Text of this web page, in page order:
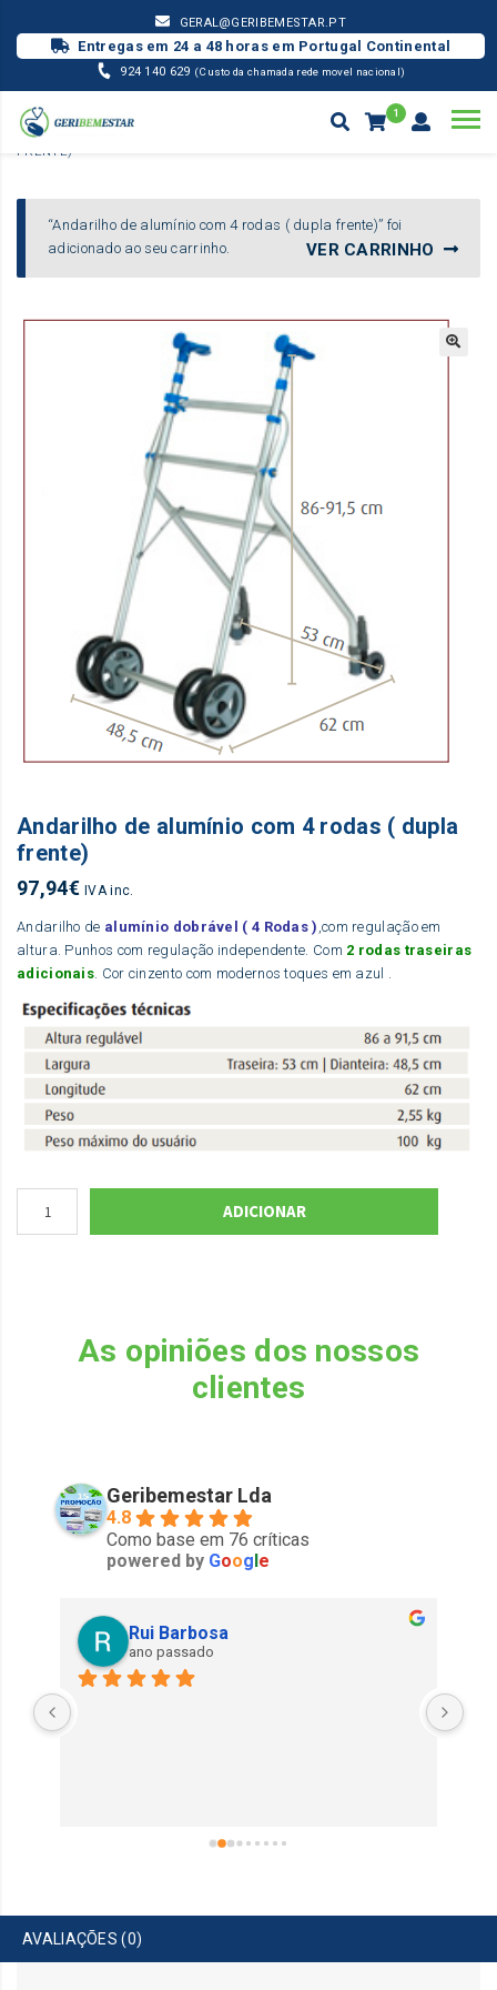
GERAL@GERIBEMESTAR.PT
Entregas em 24 a 48 horas em Portugal Continental
924 140 629 (Custo da chamada rede movel nacional)
1
MOBILIDADE
ANDARILHO DE ALUMÍNIO COM 4 RODAS ( DUPLA
FRENTE)
“Andarilho de alumínio com 4 rodas ( dupla frente)” foi
adicionado ao seu carrinho.
VER CARRINHO
Andarilho de alumínio com 4 rodas ( dupla
frente)
97,94€ IVA inc.
Andarilho de alumínio dobrável ( 4 Rodas ) ,com regulação em
altura. Punhos com regulação independente. Com 2 rodas traseiras
adicionais. Cor cinzento com modernos toques em azul .
ADICIONAR
As opiniões dos nossos
clientes
Geribemestar Lda
4.8
Como base em 76 críticas
powered by Google
Rui Barbosa
ano passado
AVALIAÇÕES (0)